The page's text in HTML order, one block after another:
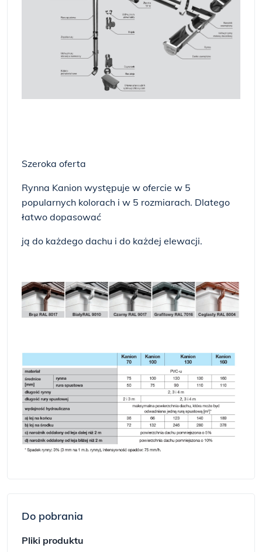
Szeroka oferta
Rynna Kanion występuje w ofercie w 5
popularnych kolorach i w 5 rozmiarach. Dlatego
łatwo dopasować
ją do każdego dachu i do każdej elewacji.
Do pobrania
Pliki produktu